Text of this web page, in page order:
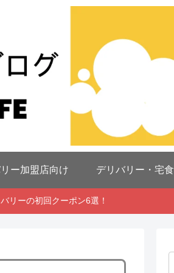
ー加盟店向け デリバリー・宅食
リーの初回クーポン6選！